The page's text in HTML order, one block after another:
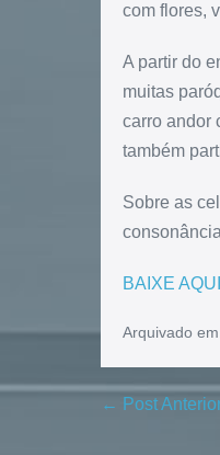
com flores,
A partir do
muitas
carro andor
também
Sobre as
BAIXE
Arquivado
← Post